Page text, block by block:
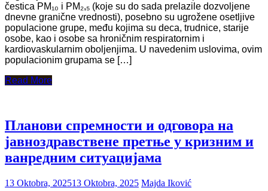
čestica PM₁₀ i PM₂,₅ (koje su do sada prelazile dozvoljene
dnevne granične vrednosti), posebno su ugrožene osetljive
populacione grupe, među kojima su deca, trudnice, starije
osobe, kao i osobe sa hroničnim respiratornim i
kardiovaskularnim oboljenjima. U navedenim uslovima, ovim
populacionim grupama se […]
Read More
Планови спремности и одговора на
јавноздравствене претње у кризним и
ванредним ситуацијама
13 Oktobra, 202513 Oktobra, 2025 Majda Iković